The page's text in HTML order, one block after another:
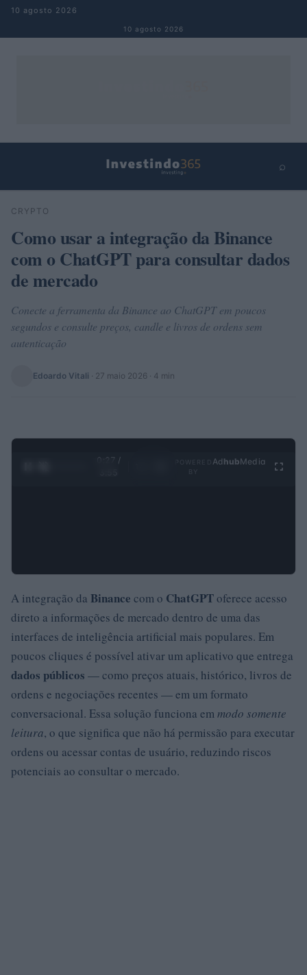
Pular para o conteúdo
10 agosto 2026
10 agosto 2026
⌕
Buscar
CRYPTO
Como usar a integração da Binance
com o ChatGPT para consultar dados
de mercado
Conecte a ferramenta da Binance ao ChatGPT em poucos
segundos e consulte preços, candle e livros de ordens sem
autenticação
Edoardo Vitali · 27 maio 2026 · 4 min
0:28 /
Ad hubMedia
A integração da Binance com o ChatGPToferece acesso
direto a informações de mercado dentro de uma das
interfaces de inteligência artificial mais populares. Em
poucos cliques é possível ativar um aplicativo que entrega
dados públicos — como preços atuais, histórico, livros de
ordens e negociações recentes — em um formato
conversacional. Essa solução funciona emmodo somente
leitura, o que significa que não há permissão para executar
ordens ou acessar contas de usuário, reduzindo riscos
potenciais ao consultar o mercado.